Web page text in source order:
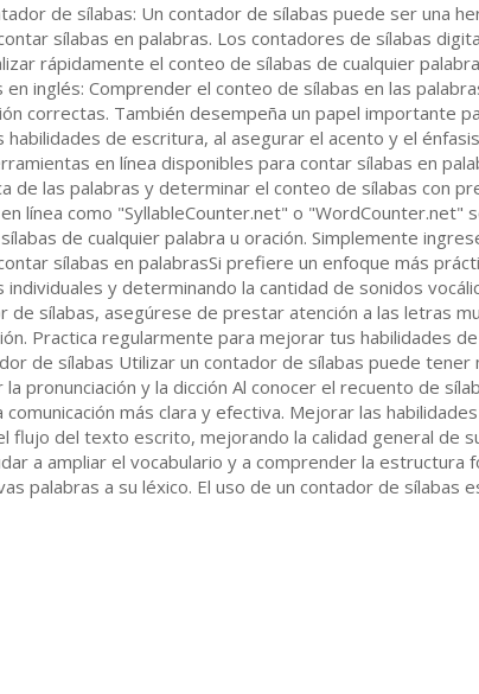
de sílabas: Un contador de sílabas puede ser una
sílabas en palabras. Los contadores de sílabas
rápidamente el conteo de sílabas de cualquier
inglés: Comprender el conteo de sílabas en las
correctas. También desempeña un papel importante
de escritura, al asegurar el acento y el
en línea disponibles para contar sílabas en
de las palabras y determinar el conteo de sílabas con
línea como "SyllableCounter.net" o "WordCounter.net"
de cualquier palabra u oración. Simplemente
sílabas en palabrasSi prefiere un enfoque más
y determinando la cantidad de sonidos
de sílabas, asegúrese de prestar atención a las letras
Practica regularmente para mejorar tus habilidades
de sílabas Utilizar un contador de sílabas puede
pronunciación y la dicción Al conocer el recuento de
más clara y efectiva. Mejorar las
flujo del texto escrito, mejorando la calidad general de
a ampliar el vocabulario y a comprender la estructura
palabras a su léxico. El uso de un contador de sílabas